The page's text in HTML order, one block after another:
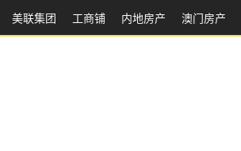
美联集团 工商铺 内地房产 澳⻔房产